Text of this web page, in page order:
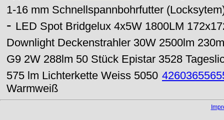
1-16 mm Schnellspannbohrfutter
- LED Spot Bridgelux 4x5W 1800LM
Downlight Deckenstrahler 30W 2500lm
G9 2W 288lm 50 Stück Epistar 3528
575 lm Lichterkette Weiss 5050
Warmweiß